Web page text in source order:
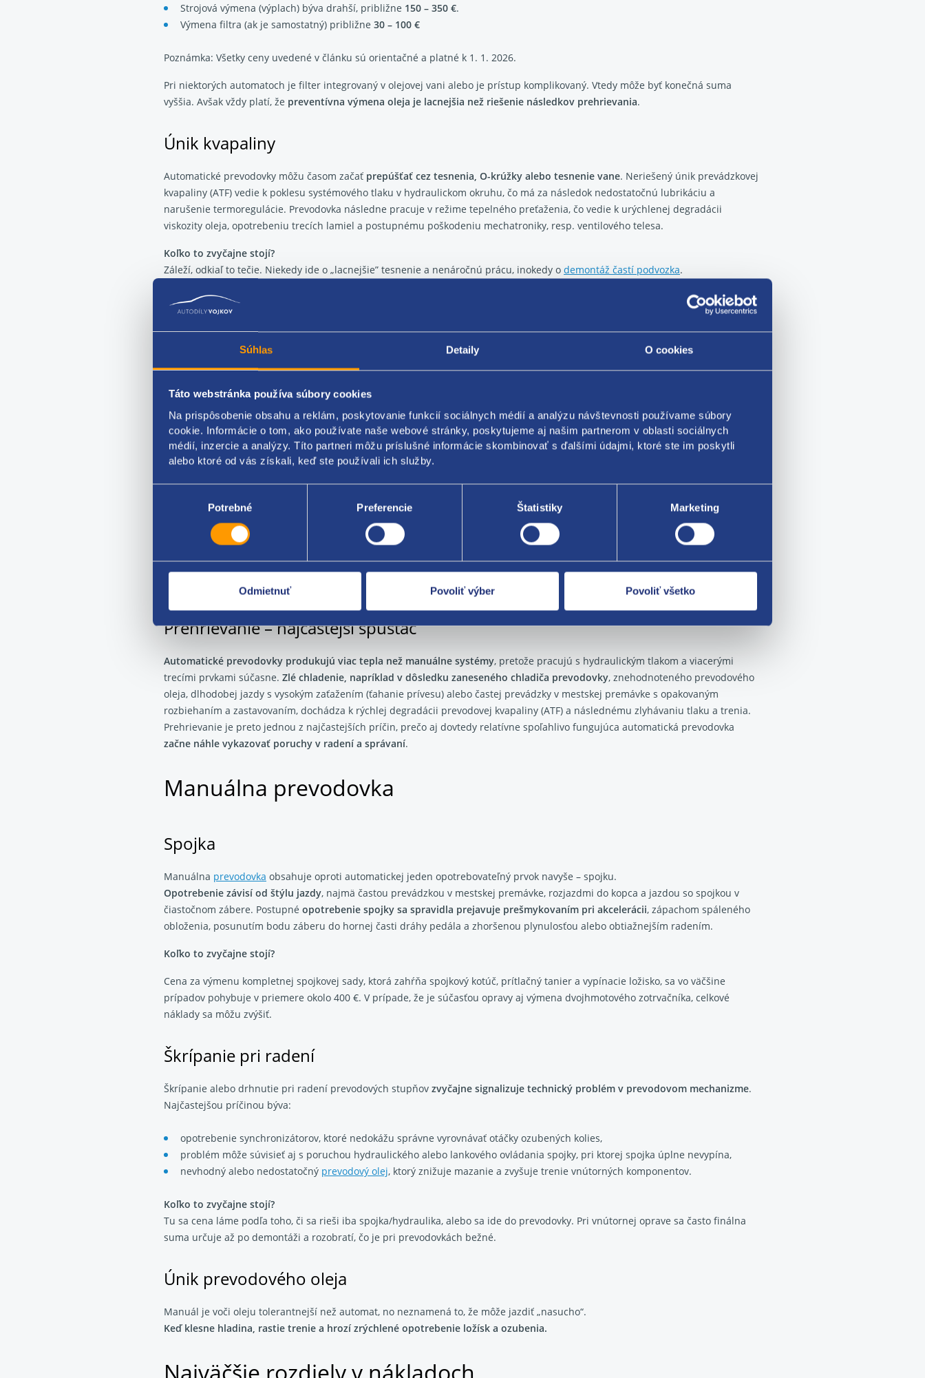
Súhlas Detaily O cookies
Táto webstránka používa súbory cookies
Na prispôsobenie obsahu a reklám, poskytovanie funkcií sociálnych médií a analýzu návštevnosti používame súbory
cookie. Informácie o tom, ako používate naše webové stránky, poskytujeme aj našim partnerom v oblasti sociálnych
médií, inzercie a analýzy. Títo partneri môžu príslušné informácie skombinovať s ďalšími údajmi, ktoré ste im poskytli
alebo ktoré od vás získali, keď ste používali ich služby.
Potrebné Preferencie Štatistiky Marketing
Odmietnuť Povoliť výber Povoliť všetko
Strojová výmena (výplach) býva drahší, približne 150 – 350 €.
Výmena filtra (ak je samostatný) približne 30 – 100 €
Poznámka: Všetky ceny uvedené v článku sú orientačné a platné k 1. 1. 2026.
Pri niektorých automatoch je filter integrovaný v olejovej vani alebo je prístup komplikovaný. Vtedy môže byť konečná suma
vyššia. Avšak vždy platí, že preventívna výmena oleja je lacnejšia než riešenie následkov prehrievania.
Únik kvapaliny
Automatické prevodovky môžu časom začať prepúšťať cez tesnenia, O-krúžky alebo tesnenie vane. Neriešený únik prevádzkovej
kvapaliny (ATF) vedie k poklesu systémového tlaku v hydraulickom okruhu, čo má za následok nedostatočnú lubrikáciu a
narušenie termoregulácie. Prevodovka následne pracuje v režime tepelného preťaženia, čo vedie k urýchlenej degradácii
viskozity oleja, opotrebeniu trecích lamiel a postupnému poškodeniu mechatroniky, resp. ventilového telesa.
Koľko to zvyčajne stojí?
Záleží, odkiaľ to tečie. Niekedy ide o „lacnejšie” tesnenie a nenáročnú prácu, inokedy o demontáž častí podvozka.
Prešmykovanie a kopanie pri radení
Keď automatická prevodovka začne prešmykovať (typicky sa to prejaví tak, že motor prudko stúpne do otáčok, no vozidlo
opotrebenie trecích prvkov, ktoré už nedokážu preniesť potrebný krútiaci moment,
situáciu často zhoršuje ajpokles hydraulického tlaku v prevodovke, spôsobený degradovaným alebo nízkym množstvom
oleja, netesnosťami tesnení, prípadne problémom vo ventilovom telese, ktoré riadi rozvod tlaku do jednotlivých okruhov,
do celého reťazca vie zasiahnuť aj riadiaca časť prevodovky –
Koľko to zvyčajne stojí?
Ak problém nie je v oleji alebo v jednoduchej netesnosti, riešenie býva technicky náročnejšie a preto aj drahšie.
problém v mechatronike, tzn. opravy sa môžu pohybovať od 250 € až do 500 € (napr. výmena snímačov a tesnení pri dodaní
Prehrievanie – najčastejší spúšťač
Automatické prevodovky produkujú viac tepla než manuálne systémy, pretože pracujú s hydraulickým tlakom a viacerými
trecími prvkami súčasne. Zlé chladenie, napríklad v dôsledku zaneseného chladiča prevodovky, znehodnoteného prevodového
oleja, dlhodobej jazdy s vysokým zaťažením (ťahanie prívesu) alebo častej prevádzky v mestskej premávke s opakovaným
rozbiehaním a zastavovaním, dochádza k rýchlej degradácii prevodovej kvapaliny (ATF) a následnému zlyhávaniu tlaku a trenia.
Prehrievanie je preto jednou z najčastejších príčin, prečo aj dovtedy relatívne spoľahlivo fungujúca automatická prevodovka
začne náhle vykazovať poruchy v radení a správaní.
Manuálna prevodovka
Spojka
Manuálna prevodovka obsahuje oproti automatickej jeden opotrebovateľný prvok navyše – spojku.
Opotrebenie závisí od štýlu jazdy, najmä častou prevádzkou v mestskej premávke, rozjazdmi do kopca a jazdou so spojkou v
čiastočnom zábere. Postupné opotrebenie spojky sa spravidla prejavuje prešmykovaním pri akcelerácii, zápachom spáleného
obloženia, posunutím bodu záberu do hornej časti dráhy pedála a zhoršenou plynulosťou alebo obtiažnejším radením.
Koľko to zvyčajne stojí?
Cena za výmenu kompletnej spojkovej sady, ktorá zahŕňa spojkový kotúč, prítlačný tanier a vypínacie ložisko, sa vo väčšine
prípadov pohybuje v priemere okolo 400 €. V prípade, že je súčasťou opravy aj výmena dvojhmotového zotrvačníka, celkové
náklady sa môžu zvýšiť.
Škrípanie pri radení
Škrípanie alebo drhnutie pri radení prevodových stupňov zvyčajne signalizuje technický problém v prevodovom mechanizme.
Najčastejšou príčinou býva:
opotrebenie synchronizátorov, ktoré nedokážu správne vyrovnávať otáčky ozubených kolies,
problém môže súvisieť aj s poruchou hydraulického alebo lankového ovládania spojky, pri ktorej spojka úplne nevypína,
nevhodný alebo nedostatočný prevodový olej, ktorý znižuje mazanie a zvyšuje trenie vnútorných komponentov.
Koľko to zvyčajne stojí?
Tu sa cena láme podľa toho, či sa rieši iba spojka/hydraulika, alebo sa ide do prevodovky. Pri vnútornej oprave sa často finálna
suma určuje až po demontáži a rozobratí, čo je pri prevodovkách bežné.
Únik prevodového oleja
Manuál je voči oleju tolerantnejší než automat, no neznamená to, že môže jazdiť „nasucho“.
Keď klesne hladina, rastie trenie a hrozí zrýchlené opotrebenie ložísk a ozubenia.